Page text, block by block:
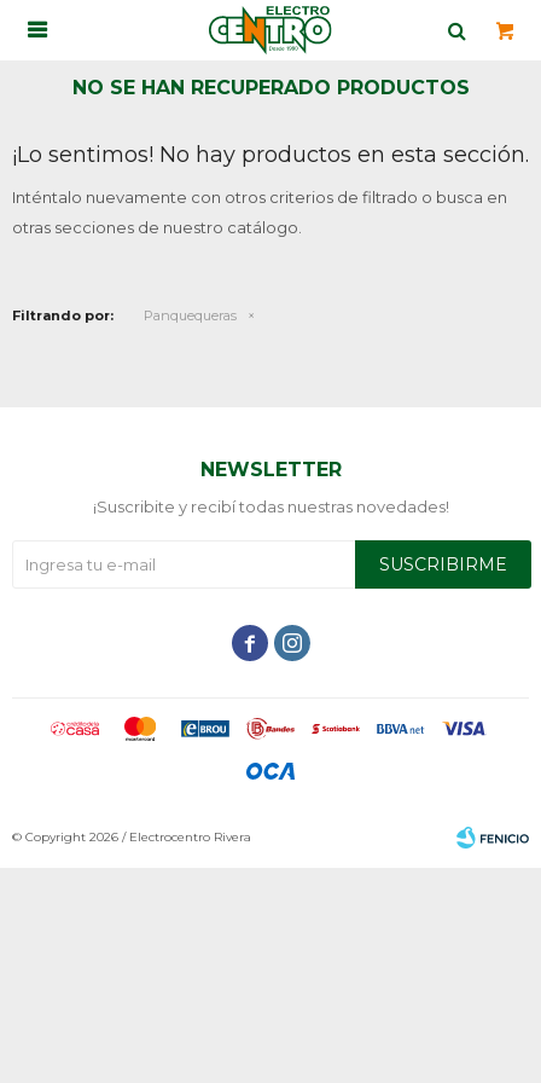

NO SE HAN RECUPERADO PRODUCTOS
¡Lo sentimos! No hay productos en esta sección.
Inténtalo nuevamente con otros criterios de filtrado o busca en
otras secciones de nuestro catálogo.
Filtrando por: Panquequeras
NEWSLETTER
¡Suscribite y recibí todas nuestras novedades!
SUSCRIBIRME
 
© Copyright 2026 / Electrocentro Rivera